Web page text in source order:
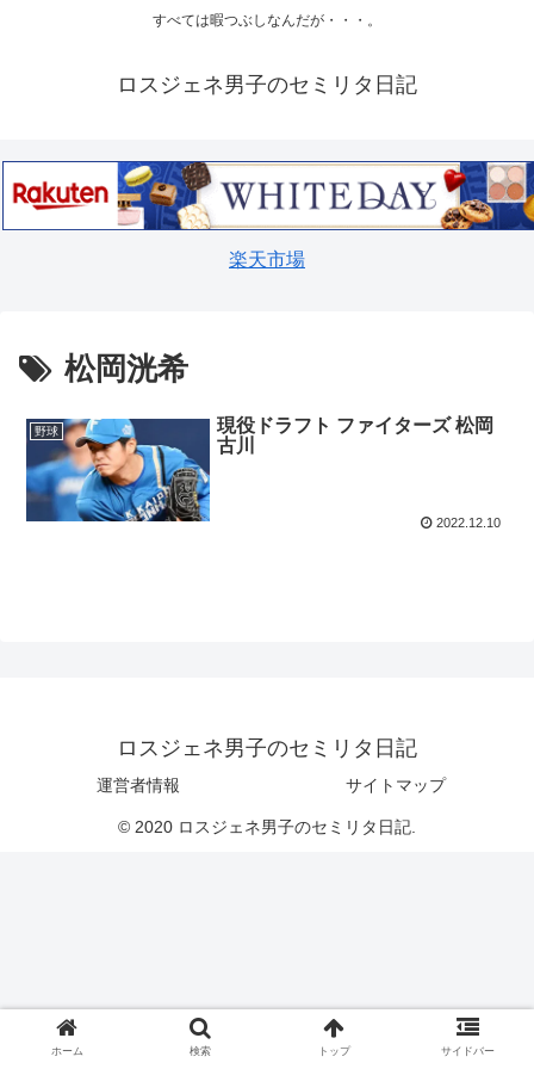
すべては暇つぶしなんだが・・・。
ロスジェネ男子のセミリタ日記
楽天市場
松岡洸希
野球
現役ドラフト ファイターズ 松岡
古川
2022.12.10
ロスジェネ男子のセミリタ日記
運営者情報 サイトマップ
© 2020 ロスジェネ男子のセミリタ日記.
ホーム 検索 トップ サイドバー